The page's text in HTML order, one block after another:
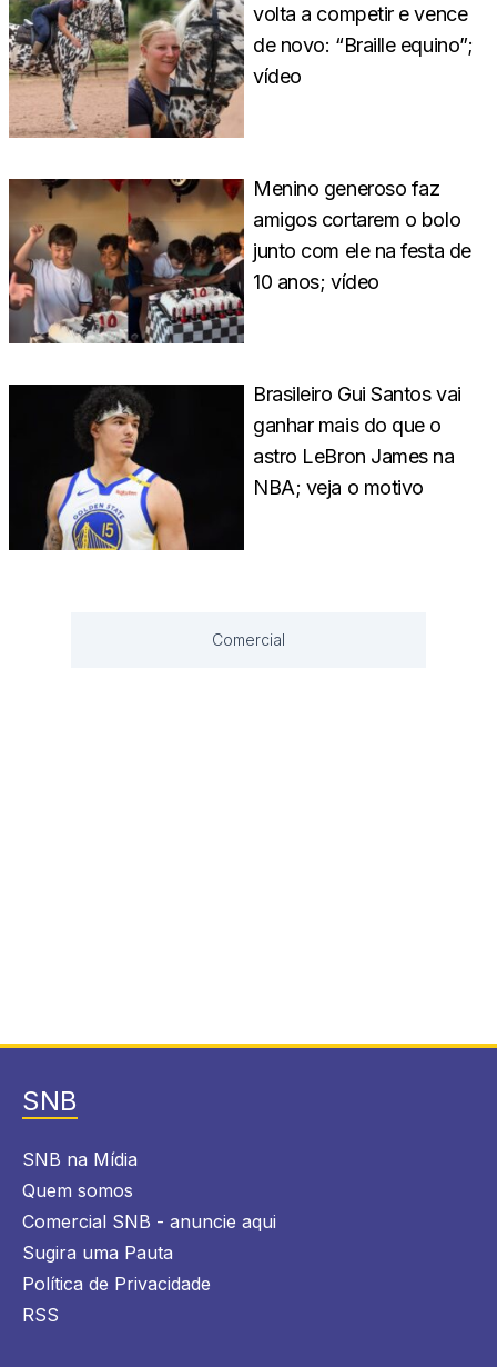
volta a competir e vence
de novo: “Braille equino”;
vídeo
Menino generoso faz
amigos cortarem o bolo
junto com ele na festa de
10 anos; vídeo
Brasileiro Gui Santos vai
ganhar mais do que o
astro LeBron James na
NBA; veja o motivo
Comercial
SNB
SNB na Mídia
Quem somos
Comercial SNB - anuncie aqui
Sugira uma Pauta
Política de Privacidade
RSS